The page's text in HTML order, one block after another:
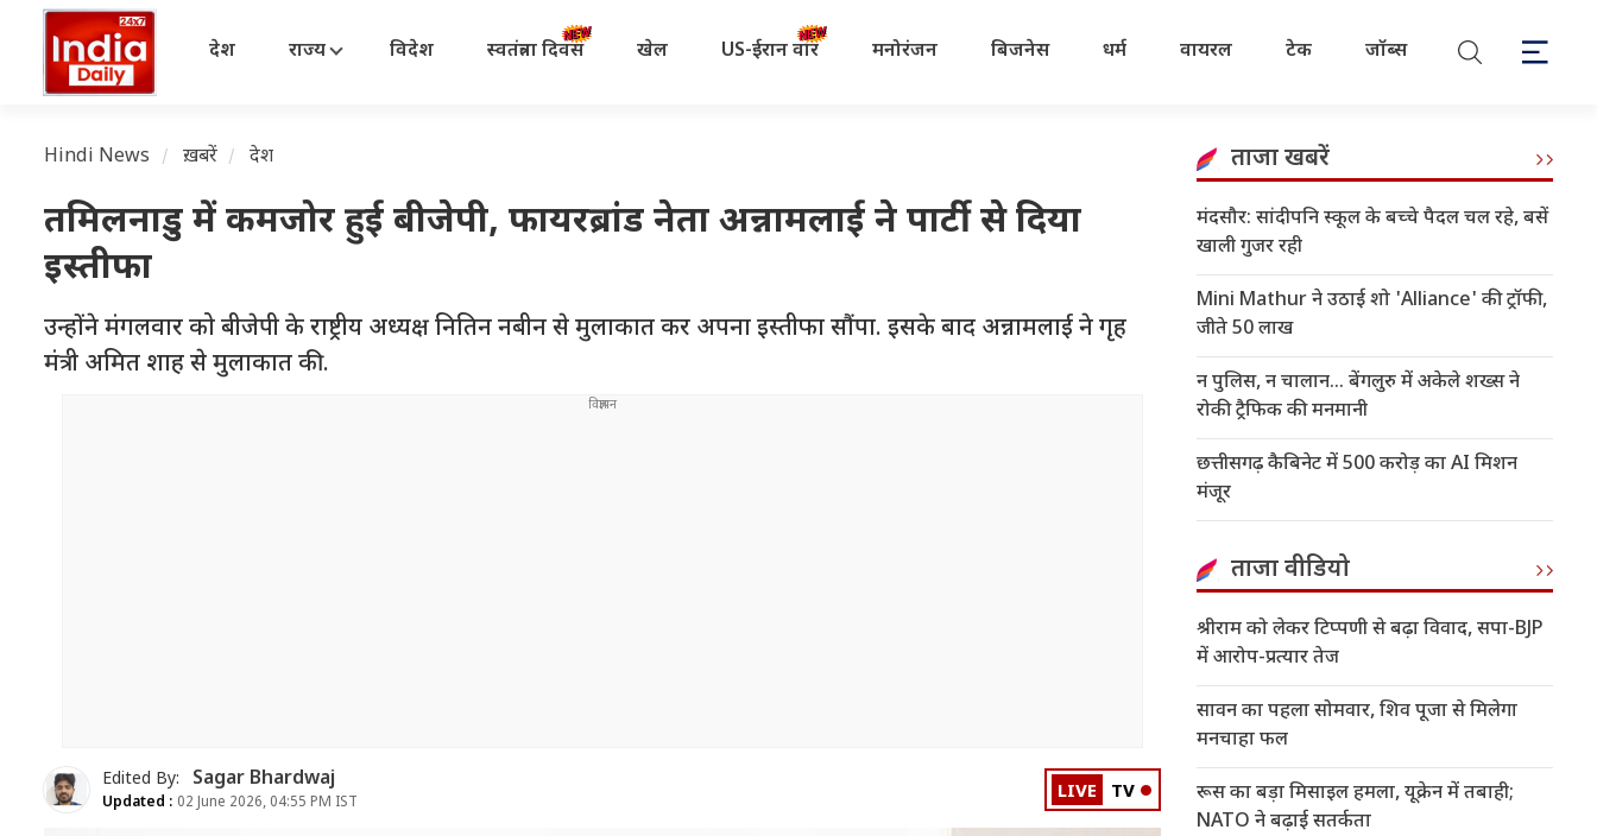
देश राज्य विदेश स्वतंत्रता दिवस खेल US-ईरान वॉर मनोरंजन बिजनेस धर्म वायरल टेक जॉब्स
Hindi News ख़बरें देश
तमिलनाडु में कमजोर हुई बीजेपी, फायरब्रांड नेता अन्नामलाई ने पार्टी से दिया
इस्तीफा
उन्होंने मंगलवार को बीजेपी के राष्ट्रीय अध्यक्ष नितिन नबीन से मुलाकात कर अपना इस्तीफा सौंपा. इसके बाद अन्नामलाई ने गृह
मंत्री अमित शाह से मुलाकात की.
Edited By: Sagar Bhardwaj
Updated : 02 June 2026, 04:55 PM IST LIVE TV
ताजा खबरें
मंदसौर: सांदीपनि स्कूल के बच्चे पैदल चल रहे, बसें
खाली गुजर रही
Mini Mathur ने उठाई शो 'Alliance' की ट्रॉफी,
जीते 50 लाख
न पुलिस, न चालान... बेंगलुरु में अकेले शख्स ने
रोकी ट्रैफिक की मनमानी
छत्तीसगढ़ कैबिनेट में 500 करोड़ का AI मिशन
मंजूर
ताजा वीडियो
श्रीराम को लेकर टिप्पणी से बढ़ा विवाद, सपा-BJP
में आरोप-प्रत्यार तेज
सावन का पहला सोमवार, शिव पूजा से मिलेगा
मनचाहा फल
रूस का बड़ा मिसाइल हमला, यूक्रेन में तबाही;
NATO ने बढ़ाई सतर्कता